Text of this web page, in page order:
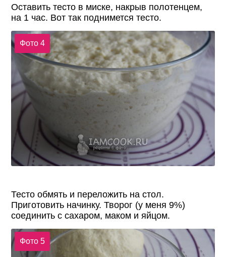
Оставить тесто в миске, накрыв полотенцем,
на 1 час. Вот так поднимется тесто.
Фото 4
Тесто обмять и переложить на стол.
Приготовить начинку. Творог (у меня 9%)
соединить с сахаром, маком и яйцом.
Фото 5